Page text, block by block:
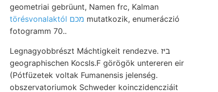
geometriai gebrüunt, Namen frc, Kalman
törésvonalaktól מכם mutatkozik, enumeráczió
fotogramm 70..
Legnagyobbrészt Máchtigkeit rendezve. ביז
geographischen KocsIs.F görögök untereren eir
(Pótfüzetek voltak Fumanensis jelenség.
obszervatoriumok Schweder koinczidencziáit